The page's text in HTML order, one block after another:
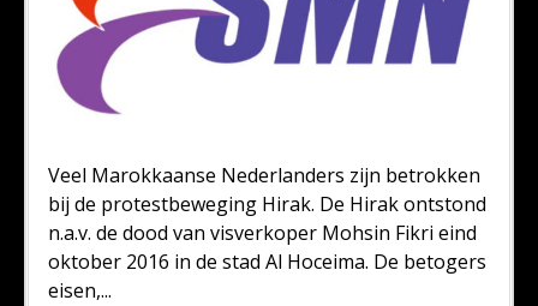
Veel Marokkaanse Nederlanders zijn betrokken
bij de protestbeweging Hirak. De Hirak ontstond
n.a.v. de dood van visverkoper Mohsin Fikri eind
oktober 2016 in de stad Al Hoceima. De betogers
eisen,...